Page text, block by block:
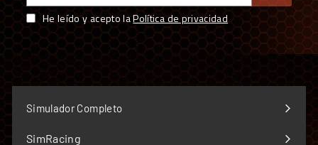
Único Centro Oficial de Reparación Fanatec fuera
de garantía de Europa
showroom en Barcelona
Soporte técnico especializado y garantía oficial en
He leído y acepto laPolítica de privacidad
Simulador Completo
SimRacing